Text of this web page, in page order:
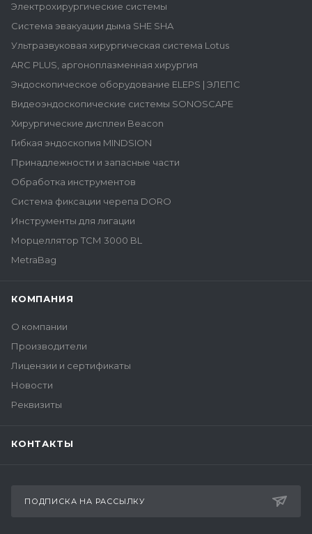
Электрохирургические системы
Система эвакуации дыма SHE SHA
Ультразвуковая хирургическая система Lotus
ARC PLUS, аргоноплазменная хирургия
Эндоскопическое оборудование ELEPS | ЭЛЕПС
Видеоэндоскопические системы SONOSCAPE
Хирургические дисплеи Beacon
Гибкая эндоскопия MINDSION
Принадлежности и запасные части
Обработка инструментов
Система фиксации черепа DORO
Инструменты для лигации
Морцеллятор ТСМ 3000 BL
MetraBag
КОМПАНИЯ
О компании
Производители
Лицензии и сертификаты
Новости
Реквизиты
КОНТАКТЫ
ПОДПИСКА НА РАССЫЛКУ